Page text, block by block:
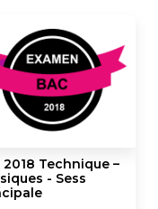
2018 Technique –
- Sess